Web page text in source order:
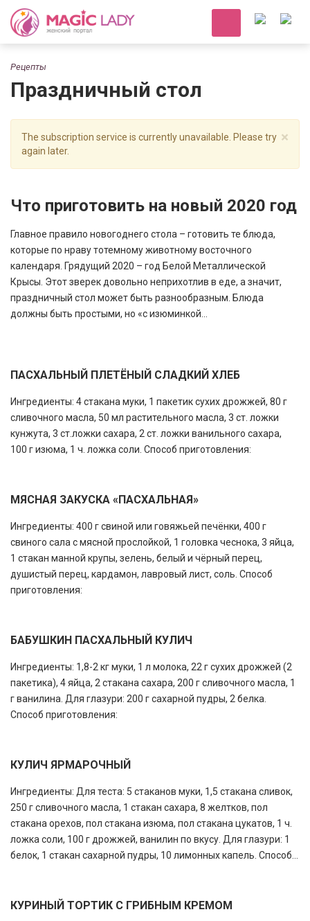
Рецепты
Праздничный стол
×
The subscription service is currently unavailable. Please try
again later.
Что приготовить на новый 2020 год
Главное правило новогоднего стола – готовить те блюда,
которые по нраву тотемному животному восточного
календаря. Грядущий 2020 – год Белой Металлической
Крысы. Этот зверек довольно неприхотлив в еде, а значит,
праздничный стол может быть разнообразным. Блюда
должны быть простыми, но «с изюминкой...
ПАСХАЛЬНЫЙ ПЛЕТЁНЫЙ СЛАДКИЙ ХЛЕБ
Ингредиенты: 4 стакана муки, 1 пакетик сухих дрожжей, 80 г
сливочного масла, 50 мл растительного масла, 3 ст. ложки
кунжута, 3 ст.ложки сахара, 2 ст. ложки ванильного сахара,
100 г изюма, 1 ч. ложка соли. Способ приготовления:
МЯСНАЯ ЗАКУСКА «ПАСХАЛЬНАЯ»
Ингредиенты: 400 г свиной или говяжьей печёнки, 400 г
свиного сала с мясной прослойкой, 1 головка чеснока, 3 яйца,
1 стакан манной крупы, зелень, белый и чёрный перец,
душистый перец, кардамон, лавровый лист, соль. Способ
приготовления:
БАБУШКИН ПАСХАЛЬНЫЙ КУЛИЧ
Ингредиенты: 1,8-2 кг муки, 1 л молока, 22 г сухих дрожжей (2
пакетика), 4 яйца, 2 стакана сахара, 200 г сливочного масла, 1
г ванилина. Для глазури: 200 г сахарной пудры, 2 белка.
Способ приготовления:
КУЛИЧ ЯРМАРОЧНЫЙ
Ингредиенты: Для теста: 5 стаканов муки, 1,5 стакана сливок,
250 г сливочного масла, 1 стакан сахара, 8 желтков, пол
стакана орехов, пол стакана изюма, пол стакана цукатов, 1 ч.
ложка соли, 100 г дрожжей, ванилин по вкусу. Для глазури: 1
белок, 1 стакан сахарной пудры, 10 лимонных капель. Способ...
КУРИНЫЙ ТОРТИК С ГРИБНЫМ КРЕМОМ